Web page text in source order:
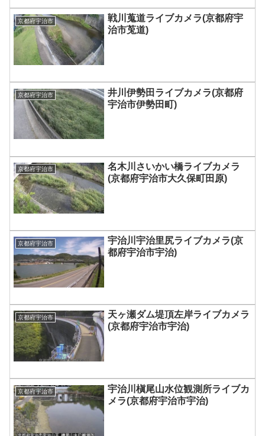
京都府宇治市
戦川蒐道ライブカメラ(京都府宇
治市莵道)
京都府宇治市
井川伊勢田ライブカメラ(京都府
宇治市伊勢田町)
京都府宇治市
名木川さいかい橋ライブカメラ
(京都府宇治市大久保町田原)
京都府宇治市
宇治川宇治里尻ライブカメラ(京
都府宇治市宇治)
京都府宇治市
天ヶ瀬ダム堤頂左岸ライブカメラ
(京都府宇治市宇治)
京都府宇治市
宇治川槇尾山水位観測所ライブカ
メラ(京都府宇治市宇治)